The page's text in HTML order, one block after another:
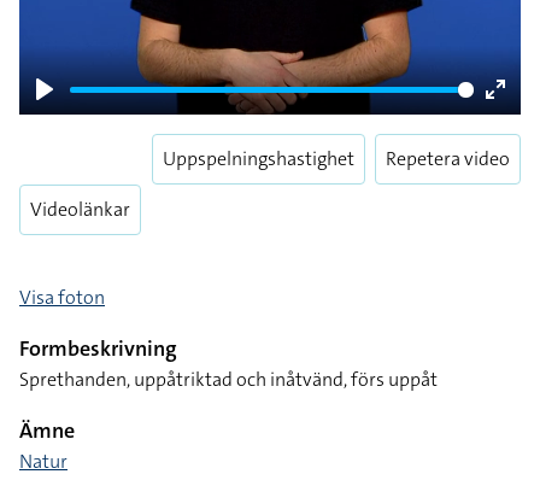
Play
Enter
Videolänkar
Uppspelningshastighet Repetera video
Visa foton
Formbeskrivning
Sprethanden, uppåtriktad och inåtvänd, förs uppåt
Ämne
Natur